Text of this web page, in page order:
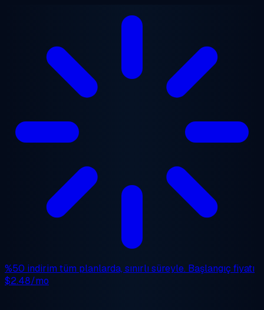
%50 indirim tüm planlarda, sınırlı süreyle. Başlangıç fiyatı
$2.48/mo